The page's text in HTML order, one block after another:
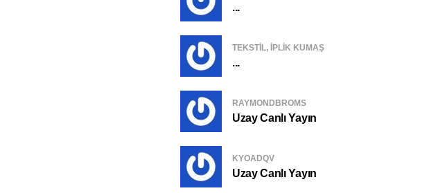
...
TEKSTIL, IPLIK KUMAŞ
...
RAYMONDBROMS
Uzay Canlı Yayın
KYOADQV
Uzay Canlı Yayın